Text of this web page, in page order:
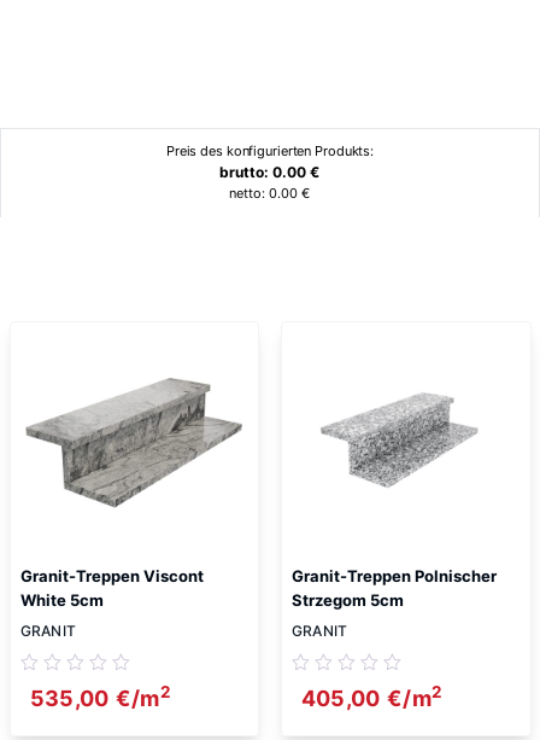
Preis des konfigurierten Produkts:
brutto:0.00 €
netto:0.00 €
Granit-Treppen Viscont
White 5cm
GRANIT
535,00 €/m2
Granit-Treppen Polnischer
Strzegom 5cm
GRANIT
405,00 €/m2